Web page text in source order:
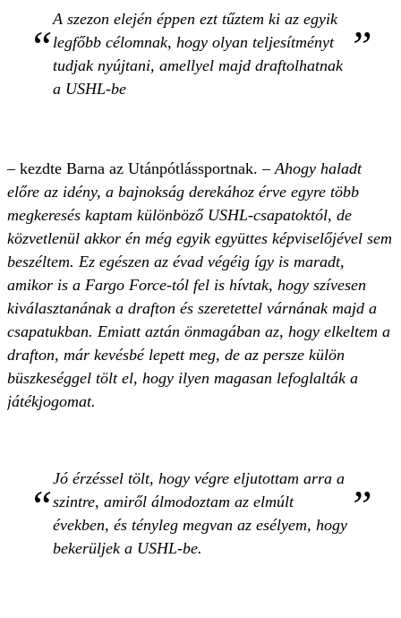
A szezon elején éppen ezt tűztem ki az egyik
legfőbb célomnak, hogy olyan teljesítményt
tudjak nyújtani, amellyel majd draftolhatnak
a USHL-be
– kezdte Barna az Utánpótlássportnak. –Ahogy haladt
előre az idény, a bajnokság derekához érve egyre több
megkeresés kaptam különböző USHL-csapatoktól, de
közvetlenül akkor én még egyik együttes képviselőjével sem
beszéltem. Ez egészen az évad végéig így is maradt,
amikor is a Fargo Force-tól fel is hívtak, hogy szívesen
kiválasztanának a drafton és szeretettel várnának majd a
csapatukban. Emiatt aztán önmagában az, hogy elkeltem a
drafton, már kevésbé lepett meg, de az persze külön
büszkeséggel tölt el, hogy ilyen magasan lefoglalták a
játékjogomat.
Jó érzéssel tölt, hogy végre eljutottam arra a
szintre, amiről álmodoztam az elmúlt
években, és tényleg megvan az esélyem, hogy
bekerüljek a USHL-be.